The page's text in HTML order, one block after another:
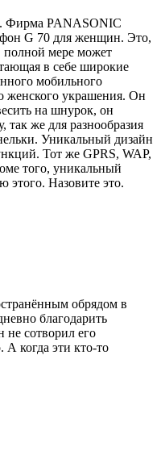
Фирма PANASONIC
G 70 для женщин. Это,
полной мере может
в себе широкие
мобильного
женского украшения. Он
на шнурок, он
так же для разнообразия
Уникальный дизайн
Тот же GPRS, WAP,
того, уникальный
Назовите это.
обрядом в
благодарить
не сотворил его
когда эти кто-то